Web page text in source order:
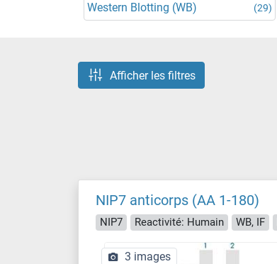
Western Blotting (WB) (29)
Afficher les filtres
NIP7 anticorps (AA 1-180)
NIP7 Reactivité: Humain WB, IF
3 images